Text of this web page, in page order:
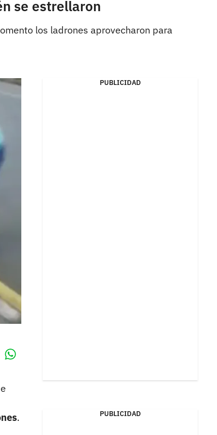
se estrellaron
los ladrones aprovecharon para
.
PUBLICIDAD
PUBLICIDAD